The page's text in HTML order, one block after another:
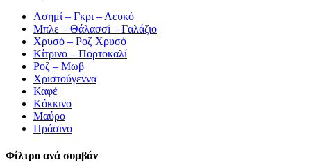
Ασημί – Γκρι – Λευκό
Μπλε – Θάλασσi – Γαλάζιο
Χρυσό – Ροζ Χρυσό
Κίτρινο – Πορτοκαλί
Ροζ – Μωβ
Χριστούγεννα
Καφέ
Κόκκινο
Μαύρο
Πράσινο
Φίλτρο ανά συμβάν